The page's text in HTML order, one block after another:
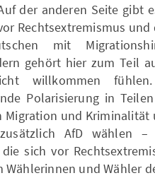
der anderen Seite gibt
Rechtsextremismus
mit
gehört hier zum Teil
willkommen
Polarisierung in
Migration und Kriminalität
AfD wählen –
sich vor
und Wähler